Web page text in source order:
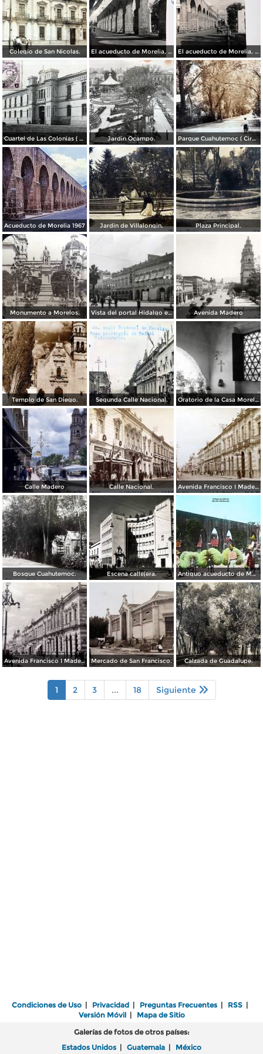
Colegio de San Nicolas. El acueducto de Morelia, Michoacán El acueducto de Morelia, Michoacán
Cuartel de Las Colonias ( Circulada el 1 de Abril de 1921 ). Jardin Ocampo. Parque Cuahutemoc ( Circulada el 24 de Junio de 1938 ).
Acueducto de Morelia 1967 Jardin de Villalongin. Plaza Principal.
Monumento a Morelos. Vista del portal Hidalgo en Morelia Michoacán ( Circulada el 6 de Abril de 1957 ). Avenida Madero
Templo de San Diego. Segunda Calle Nacional. Oratorio de la Casa Morelos
Calle Madero Calle Nacional. Avenida Francisco I Madero.
Bosque Cuahutemoc. Escena callejera. Antiguo acueducto de Morelia Michoacán.
Avenida Francisco I Madero. Mercado de San Francisco. Calzada de Guadalupe.
1 2 3 ... 18 Siguiente
Condiciones de Uso | Privacidad | Preguntas Frecuentes | RSS |
Versión Móvil| Mapa de Sitio
Galerías de fotos de otros países:
Estados Unidos | Guatemala | México